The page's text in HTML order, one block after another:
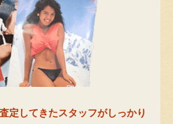
定してきたスタッフがしっかり